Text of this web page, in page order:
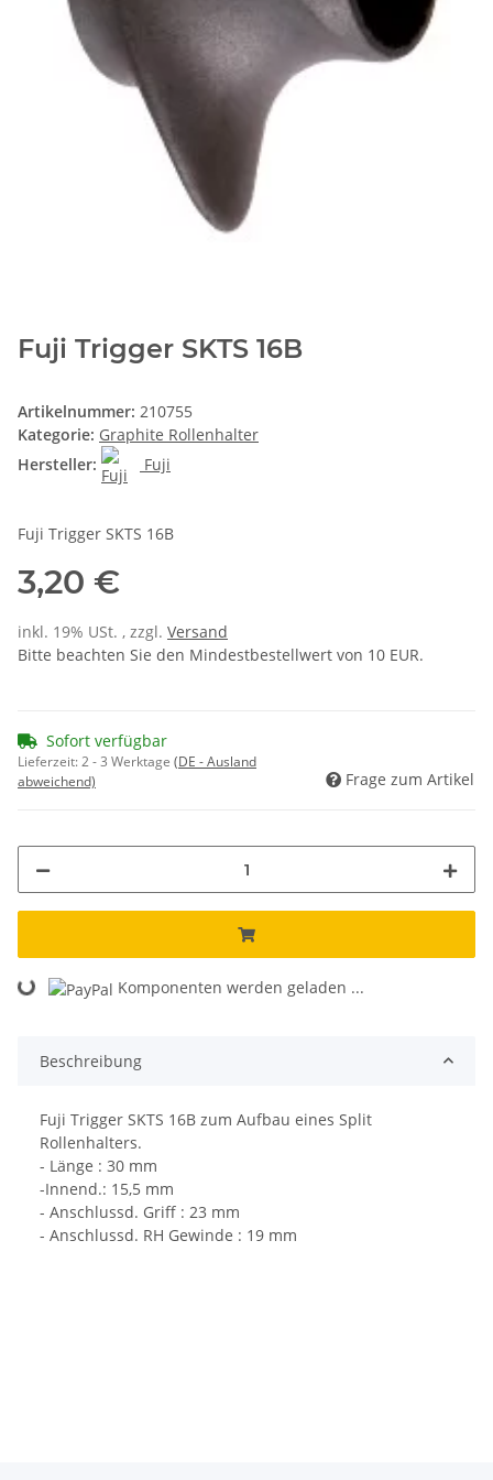
Fuji Trigger SKTS 16B
Artikelnummer: 210755
Kategorie: Graphite Rollenhalter
Hersteller:
Fuji
Fuji Trigger SKTS 16B
3,20 €
inkl. 19% USt. , zzgl. Versand
Bitte beachten Sie den Mindestbestellwert von 10 EUR.
Sofort verfügbar
Lieferzeit:2 - 3 Werktage (DE - Ausland
abweichend)
Frage zum Artikel
Loading... Komponenten werden geladen ...
Beschreibung
Fuji Trigger SKTS 16B zum Aufbau eines Split
Rollenhalters.
- Länge : 30 mm
-Innend.: 15,5 mm
- Anschlussd. Griff : 23 mm
- Anschlussd. RH Gewinde : 19 mm